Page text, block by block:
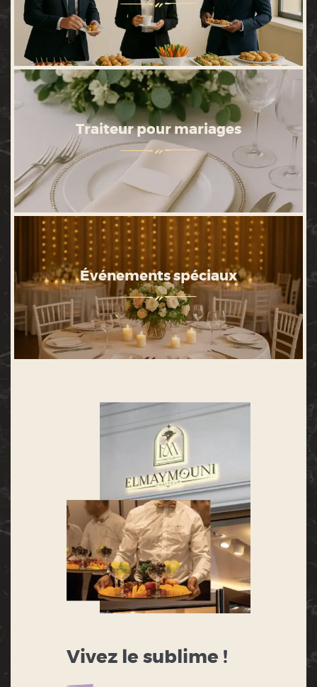
Traiteur pour mariages
Événements spéciaux
Vivez le sublime !